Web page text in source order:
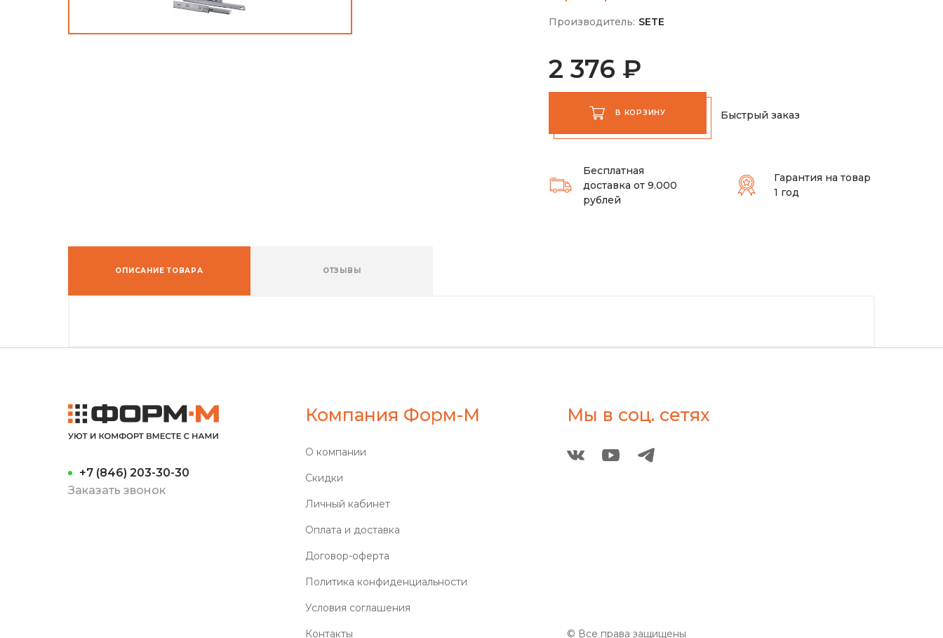
Производитель: SETE
2 376 ₽
В КОРЗИНУ Быстрый заказ
Бесплатная
доставка от 9.000
рублей
Гарантия на товар
1 год
ОПИСАНИЕ ТОВАРА ОТЗЫВЫ
+7 (846) 203-30-30
Заказать звонок
Компания Форм-М
О компании
Скидки
Личный кабинет
Оплата и доставка
Договор-оферта
Политика конфиденциальности
Условия соглашения
Контакты
Мы в соц. сетях
© Все права защищены